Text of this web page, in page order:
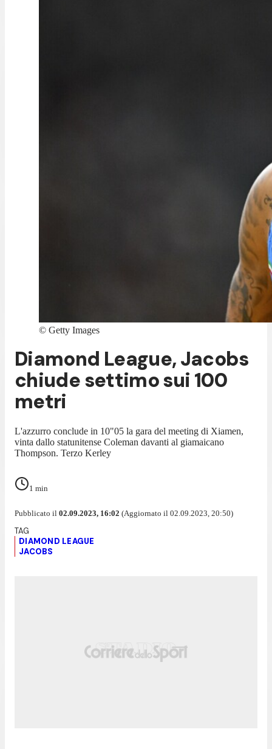
© Getty Images
Diamond League, Jacobs
chiude settimo sui 100
metri
L'azzurro conclude in 10"05 la gara del meeting di Xiamen,
vinta dallo statunitense Coleman davanti al giamaicano
Thompson. Terzo Kerley
1 min
Pubblicato il 02.09.2023, 16:02 (Aggiornato il 02.09.2023, 20:50)
DIAMOND LEAGUE
JACOBS